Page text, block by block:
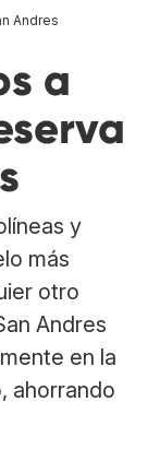
Andres
a
y
más
otro
Andres
en la
ahorrando